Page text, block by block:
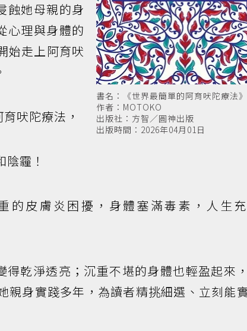
書名：《世界最簡單的阿育吠陀療法》
作者：MOTOKO
出版社：方智／圓神出版
出版時間：2026年04月01日
蝕她母親的身
心理與身體的
始走上阿育吠
吠陀療法，
陰霾！
的皮膚炎困擾，身體塞滿毒素，人生
得乾淨透亮；沉重不堪的身體也輕盈起來
親身實踐多年，為讀者精挑細選、立刻能